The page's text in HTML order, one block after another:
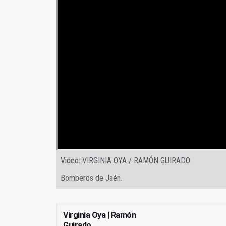
Video: VIRGINIA OYA / RAMÓN GUIRADO
Bomberos de Jaén.
Virginia Oya | Ramón